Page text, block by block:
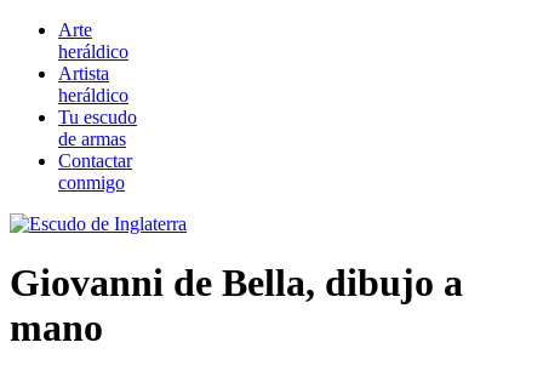
Arte
heráldico
Artista
heráldico
Tu escudo
de armas
Contactar
conmigo
Giovanni de Bella, dibujo a
mano